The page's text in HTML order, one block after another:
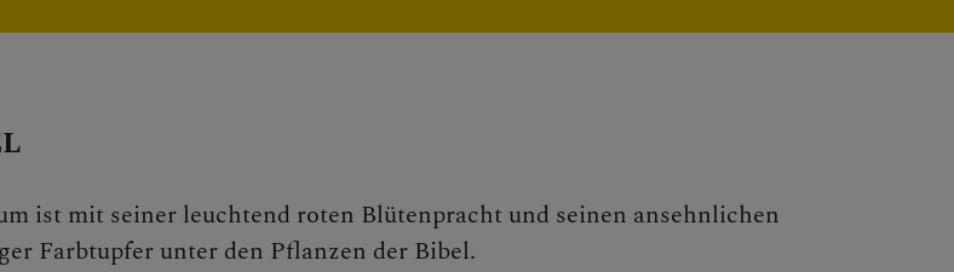
ist mit seiner leuchtend roten Blütenpracht und seinen ansehnlichen
Farbtupfer unter den Pflanzen der Bibel.